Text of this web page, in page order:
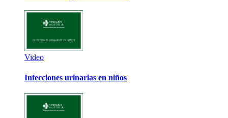
Video
Infecciones urinarias en niños